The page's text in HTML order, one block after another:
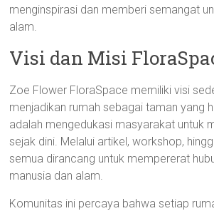
menginspirasi dan memberi semangat
alam.
Visi dan Misi
Zoe Flower FloraSpace memiliki visi
menjadikan rumah sebagai taman yang
adalah mengedukasi masyarakat untuk
sejak dini. Melalui artikel, workshop,
semua dirancang untuk mempererat
manusia dan alam.
Komunitas ini percaya bahwa setiap